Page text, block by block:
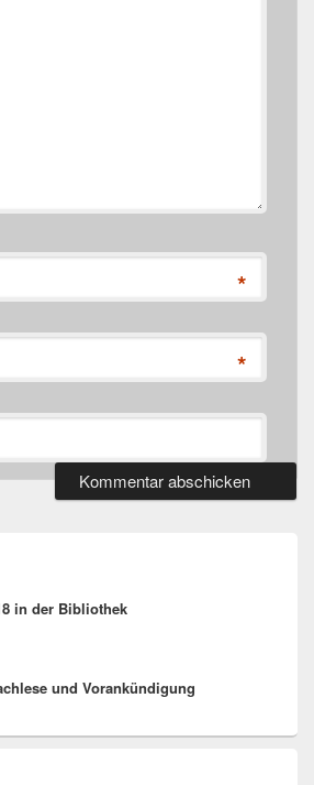
*
*
in der Bibliothek
und Vorankündigung